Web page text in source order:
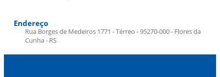
Endereço
Rua Borges de Medeiros 1771 - Térreo - 95270-000 - Flores da
Cunha - RS